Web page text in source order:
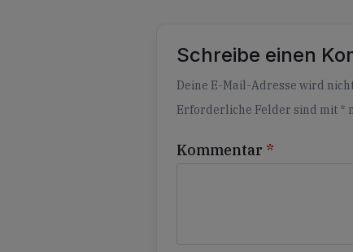
Schreibe einen
Deine E-Mail-Adresse wird
Erforderliche Felder sind mit *
Kommentar *
Alternative: